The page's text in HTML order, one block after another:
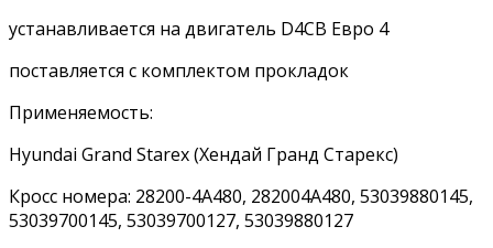
устанавливается на двигатель D4CB Евро 4
поставляется с комплектом прокладок
Применяемость:
Hyundai Grand Starex (Хендай Гранд Старекс)
Кросс номера: 28200-4A480, 282004A480, 53039880145,
53039700145, 53039700127, 53039880127